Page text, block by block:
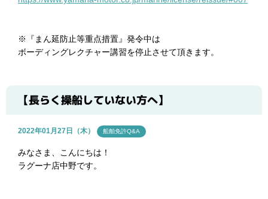
※
『まん延防止等重点措置』発令中は
ボーディングレクチャー講習を停止させて頂きます。
【長らく操船していない方へ】
2022年01月27日（木） 船舶免許Q&A
みなさま、こんにちは！
ラグーナ店中野です。